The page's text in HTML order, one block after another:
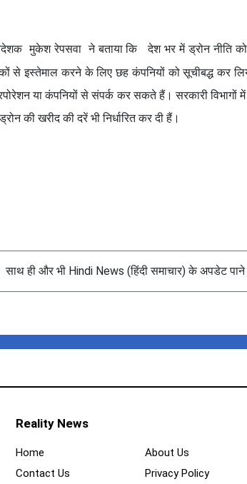
मुकेश रेपसवा ने बताया कि देश भर में ड्रोन नीति
से इस्तेमाल करने के लिए छह कंपनियों को सूचीबद्ध कर
या कंपनियों से संपर्क कर सकते हैं। सरकारी विभागों
की खरीद की दरें भी निर्धारित कर दी हैं।
ही और भी Hindi News (हिंदी समाचार) के अपडेट
Reality News
Home
About Us
Contact Us
Privacy Policy